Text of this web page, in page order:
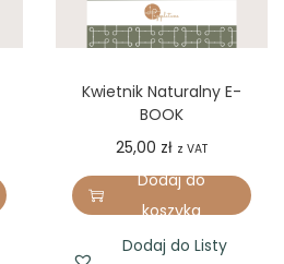
Kwietnik Naturalny E-
BOOK
25,00 zł z VAT
Dodaj do
koszyka
Dodaj do Listy